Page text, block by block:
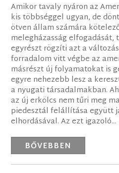
Amikor tavaly nyáron az
kis többséggel ugyan, de
ötven állam számára
melegházasság
egyrészt rögzíti azt a
forradalom vitt végbe az
másrészt új folyamatokat is
egyre nehezebb lesz a
a nyugati társadalmakban.
az új erkölcs nem tűri meg
piedesztál felállítása együtt
elhordásával. Az ezt igazoló...
BŐVEBBEN